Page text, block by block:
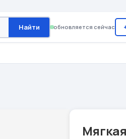
Найти обновляется сейчас